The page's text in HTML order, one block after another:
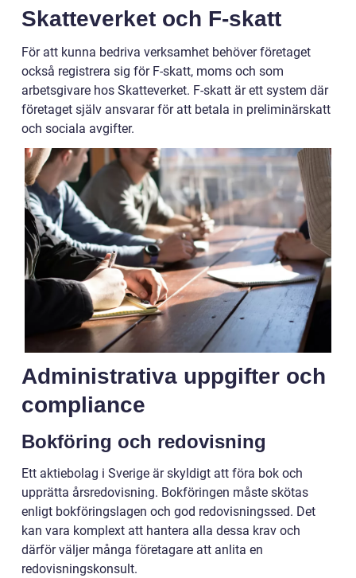
Skatteverket och F-skatt
För att kunna bedriva verksamhet behöver företaget
också registrera sig för F-skatt, moms och som
arbetsgivare hos Skatteverket. F-skatt är ett system där
företaget själv ansvarar för att betala in preliminärskatt
och sociala avgifter.
Administrativa uppgifter och
compliance
Bokföring och redovisning
Ett aktiebolag i Sverige är skyldigt att föra bok och
upprätta årsredovisning. Bokföringen måste skötas
enligt bokföringslagen och god redovisningssed. Det
kan vara komplext att hantera alla dessa krav och
därför väljer många företagare att anlita en
redovisningskonsult.